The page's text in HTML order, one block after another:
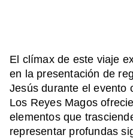
El clímax de este viaje
en la presentación de
Jesús durante el evento
Los Reyes Magos
elementos que
representar profundas